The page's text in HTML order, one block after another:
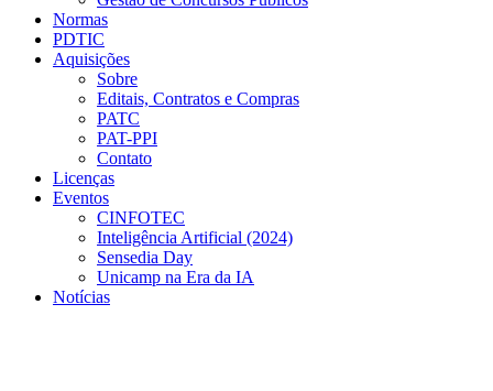
Normas
PDTIC
Aquisições
Sobre
Editais, Contratos e Compras
PATC
PAT-PPI
Contato
Licenças
Eventos
CINFOTEC
Inteligência Artificial (2024)
Sensedia Day
Unicamp na Era da IA
Notícias